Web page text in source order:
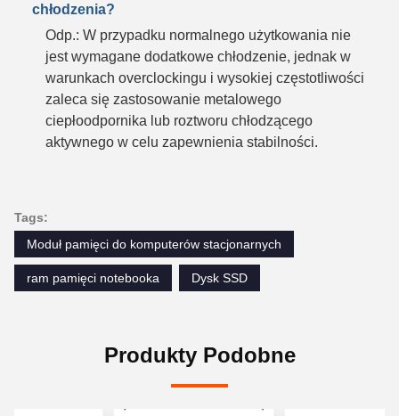
chłodzenia?
Odp.: W przypadku normalnego użytkowania nie
jest wymagane dodatkowe chłodzenie, jednak w
warunkach overclockingu i wysokiej częstotliwości
zaleca się zastosowanie metalowego
ciepłoodpornika lub roztworu chłodzącego
aktywnego w celu zapewnienia stabilności.
Tags:
Moduł pamięci do komputerów stacjonarnych
ram pamięci notebooka Dysk SSD
Produkty Podobne